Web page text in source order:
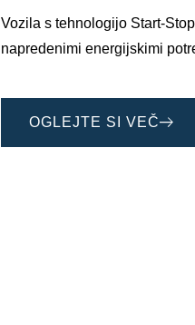
Vozila s tehnologijo Start-
napredenimi energijskimi
OGLEJTE SI VEČ